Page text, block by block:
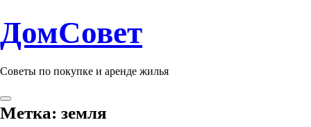
ДомСовет
Советы по покупке и аренде жилья
Метка: земля